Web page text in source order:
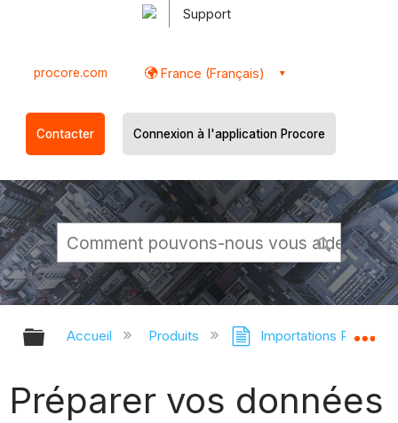
Support
procore.com France (Français)
Contacter Connexion à l'application Procore
Développer/réduire la hiérarchie
Accueil Produits Importations Procore
Préparer vos données